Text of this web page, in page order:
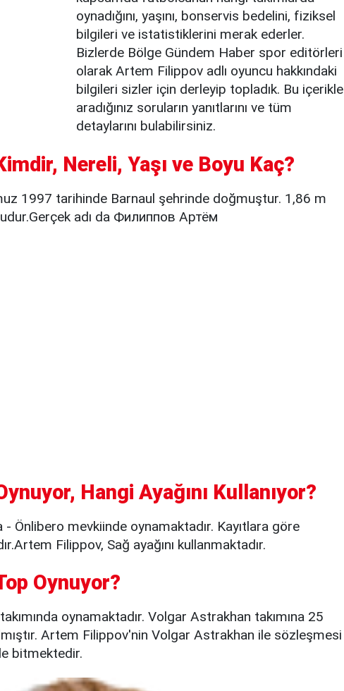
oynadığını, yaşını, bonservis bedelini, fiziksel
bilgileri ve istatistiklerini merak ederler.
Bizlerde Bölge Gündem Haber spor editörleri
olarak Artem Filippov adlı oyuncu hakkındaki
bilgileri sizler için derleyip topladık. Bu içerikle
aradığınız soruların yanıtlarını ve tüm
detaylarını bulabilirsiniz.
Nereli, Yaşı ve Boyu Kaç?
1997 tarihinde Barnaul şehrinde doğmuştur. 1,86 m
adı da Филиппов Артём
Hangi Ayağını Kullanıyor?
Önlibero mevkiinde oynamaktadır. Kayıtlara göre
Filippov, Sağ ayağını kullanmaktadır.
Oynuyor?
oynamaktadır. Volgar Astrakhan takımına 25
Artem Filippov'nin Volgar Astrakhan ile sözleşmesi
bitmektedir.